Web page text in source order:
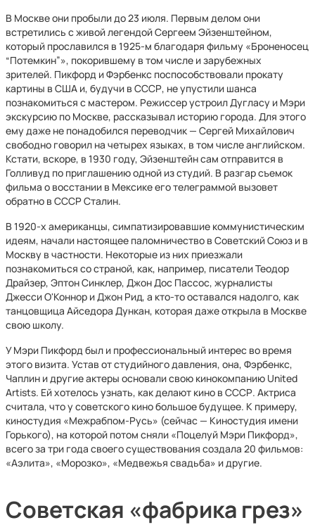
В Москве они пробыли до 23 июля. Первым делом они
встретились с живой легендой Сергеем Эйзенштейном,
который прославился в 1925-м благодаря фильму «Броненосец
“Потемкин”», покорившему в том числе и зарубежных
зрителей. Пикфорд и Фэрбенкс поспособствовали прокату
картины в США и, будучи в СССР, не упустили шанса
познакомиться с мастером. Режиссер устроил Дугласу и Мэри
экскурсию по Москве, рассказывал историю города. Для этого
ему даже не понадобился переводчик — Сергей Михайлович
свободно говорил на четырех языках, в том числе английском.
Кстати, вскоре, в 1930 году, Эйзенштейн сам отправится в
Голливуд по приглашению одной из студий. В разгар съемок
фильма о восстании в Мексике его телеграммой вызовет
обратно в СССР Сталин.
В 1920-х американцы, симпатизировавшие коммунистическим
идеям, начали настоящее паломничество в Советский Союз и в
Москву в частности. Некоторые из них приезжали
познакомиться со страной, как, например, писатели Теодор
Драйзер, Эптон Синклер, Джон Дос Пассос, журналисты
Джесси О'Коннор и Джон Рид, а кто-то оставался надолго, как
танцовщица Айседора Дункан, которая даже открыла в Москве
свою школу.
У Мэри Пикфорд был и профессиональный интерес во время
этого визита. Устав от студийного давления, она, Фэрбенкс,
Чаплин и другие актеры основали свою кинокомпанию United
Artists. Ей хотелось узнать, как делают кино в СССР. Актриса
считала, что у советского кино большое будущее. К примеру,
киностудия «Межрабпом-Русь» (сейчас — Киностудия имени
Горького), на которой потом сняли «Поцелуй Мэри Пикфорд»,
всего за три года своего существования создала 20 фильмов:
«Аэлита», «Морозко», «Медвежья свадьба» и другие.
Советская «фабрика грез»